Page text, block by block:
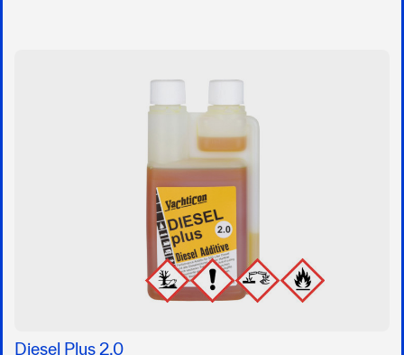
Diesel Plus 2.0